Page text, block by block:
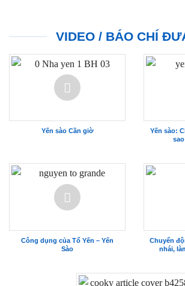
VIDEO / BÁO CHÍ
Yến sào Cần giờ
Yến sào:
Công dụng của Tổ Yến – Yến
Sào
Chuyển
nhái,